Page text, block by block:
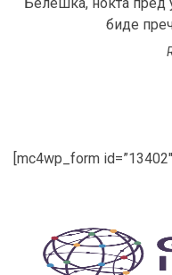
биде
[mc4wp_form